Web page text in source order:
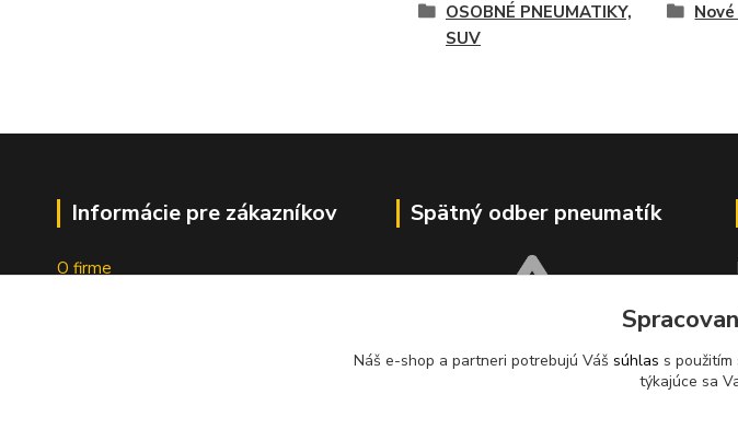
OSOBNÉ PNEUMATIKY,
SUV
Informácie pre zákazníkov
O firme
Spätný odber pneumatík
Náš e-shop a partneri potrebujú Váš súhlas s
týkajúce sa